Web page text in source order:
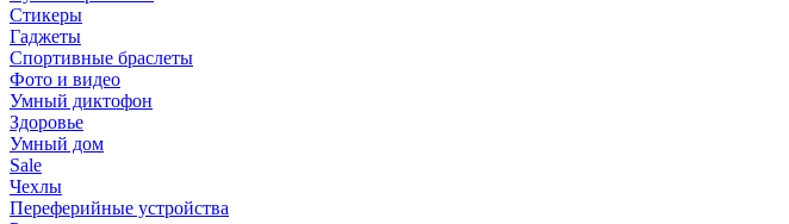
Стикеры
Гаджеты
Спортивные браслеты
Фото и видео
Умный диктофон
Здоровье
Умный дом
Sale
Чехлы
Переферийные устройства